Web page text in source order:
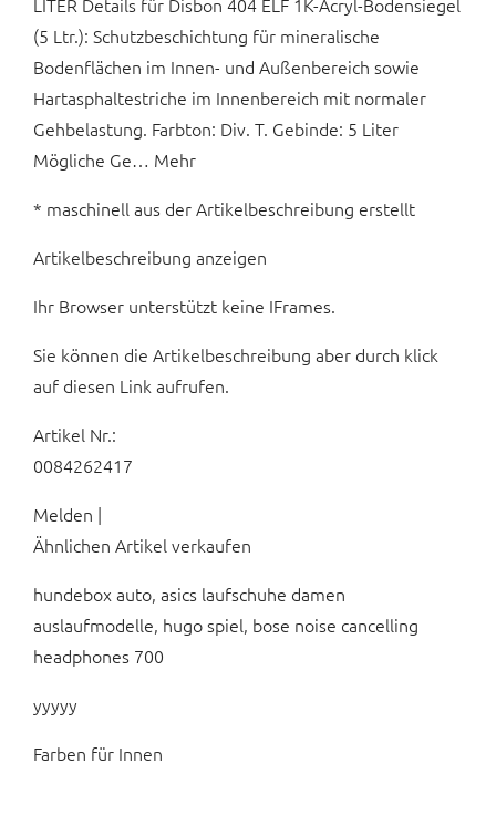
(5 Ltr.): Schutzbeschichtung für mineralische
Bodenflächen im Innen- und Außenbereich sowie
Hartasphaltestriche im Innenbereich mit normaler
Gehbelastung. Farbton: Div. T. Gebinde: 5 Liter
Mögliche Ge… Mehr
* maschinell aus der Artikelbeschreibung erstellt
Artikelbeschreibung anzeigen
Ihr Browser unterstützt keine IFrames.
Sie können die Artikelbeschreibung aber durch klick
auf diesen Link aufrufen.
Artikel Nr.:
0084262417
Melden |
Ähnlichen Artikel verkaufen
hundebox auto, asics laufschuhe damen
auslaufmodelle, hugo spiel, bose noise cancelling
headphones 700
yyyyy
Farben für Innen